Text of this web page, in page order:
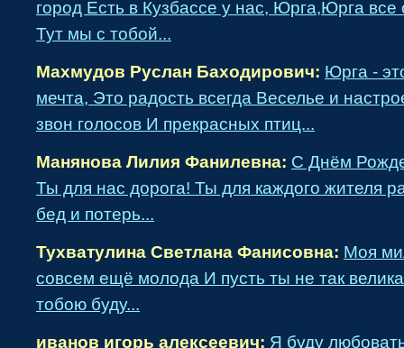
город Есть в Кузбассе у нас, Юрга,Юрга все
Тут мы с тобой...
Махмудов Руслан Баходирович: Юрга -
мечта, Это радость всегда Веселье и
звон голосов И прекрасных птиц...
Манянова Лилия Фанилевна: С Днём
Ты для нас дорога! Ты для каждого жителя
бед и потерь...
Тухватулина Светлана Фанисовна: Моя
совсем ещё молода И пусть ты не так
тобою буду...
иванов игорь алексеевич: Я буду